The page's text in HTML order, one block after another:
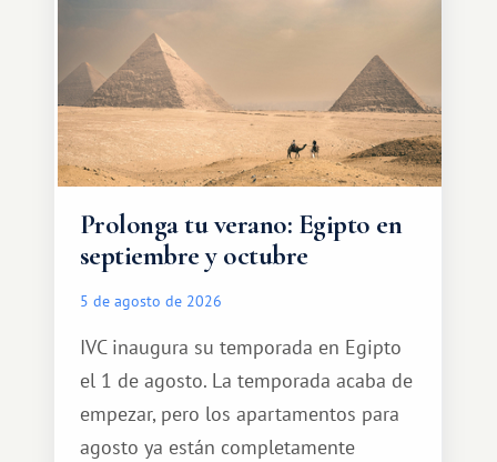
Prolonga tu verano: Egipto en
septiembre y octubre
5 de agosto de 2026
IVC inaugura su temporada en Egipto
el 1 de agosto. La temporada acaba de
empezar, pero los apartamentos para
agosto ya están completamente